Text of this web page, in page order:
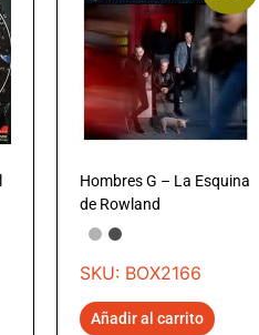
Hombres G – La Esquina
de Rowland
SKU: BOX2166
Añadir al carrito